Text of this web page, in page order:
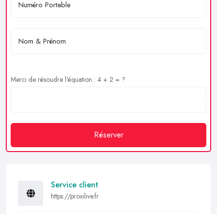
Merci de résoudre l'équation : 4 + 2 = ?
Réserver
Service client
https://proxilive.fr